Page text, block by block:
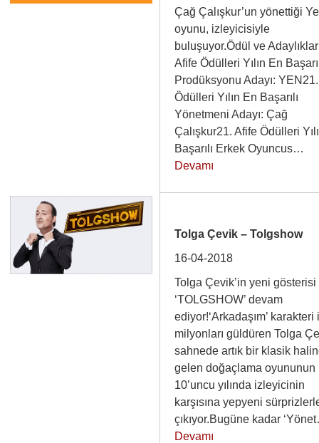
Çağ Çalışkur’un yönettiği
oyunu, izleyicisiyle
buluşuyor.Ödül ve
Afife Ödülleri Yılın En
Prodüksyonu Adayı:
Ödülleri Yılın En Başarılı
Yönetmeni Adayı: Çağ
Çalışkur21. Afife Ödülleri
Başarılı Erkek Oyuncus…
Devamı
Tolga Çevik – Tolgshow
16-04-2018
Tolga Çevik’in yeni gösterisi
‘TOLGSHOW’ devam
ediyor!‘Arkadaşım’ karakteri
milyonları güldüren Tolga
sahnede artık bir klasik
gelen doğaçlama oyununun
10’uncu yılında izleyicinin
karşısına yepyeni
çıkıyor.Bugüne kadar
Devamı